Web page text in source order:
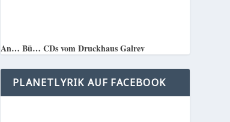
An… Bü… CDs vom Druckhaus Galrev
PLANETLYRIK AUF FACEBOOK